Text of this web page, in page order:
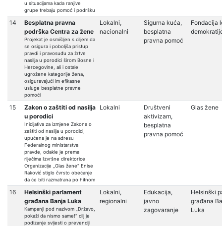
u situacijama kada ranjive
grupe trebaju pomoć i podršku
14
Besplatna pravna
podrška Centra za žene
Projekat je osmišljen s ciljem da
se osigura i poboljša pristup
pravdi i pravosuđu za žrtve
nasilja u porodici širom Bosne i
Hercegovine, ali i ostale
ugrožene kategorije žena,
osiguravajući im efikasne
usluge besplatne pravne
pomoći
Lokalni,
nacionalni
Sigurna kuća,
besplatna
pravna pomoć
Fondacija
15
Zakon o zaštiti od nasilja
u porodici
Inicijativa za izmjene Zakona o
zaštiti od nasilja u porodici,
upućena je na adresu
Federalnog ministarstva
pravde, odakle je prema
riječima Izvršne direktorice
Organizacije „Glas žene“ Enise
Raković stiglo čvrsto obećanje
da će biti razmatrana po hitnom
Lokalni
Društveni
aktivizam,
besplatna
pravna pomoć
Glas žene
16
Helsinški parlament
građana Banja Luka
Kampanji pod nazivom „Državo,
pokaži da nismo same!“ cilj je
podizanje svijesti o prevenciji
Lokalni,
regionalni
Edukacija,
javno
zagovaranje
Helsinški
građana
Luka